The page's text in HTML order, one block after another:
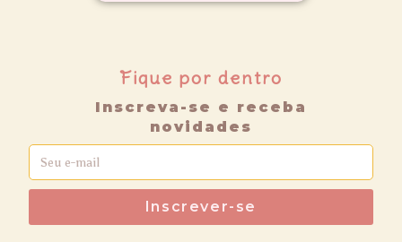
Fique por dentro
Inscreva-se e receba
novidades
Inscrever-se